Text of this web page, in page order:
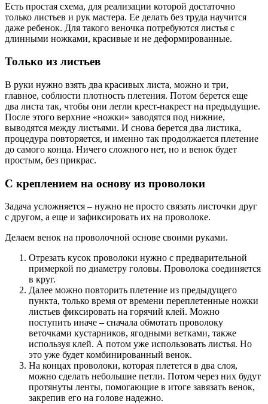
Есть простая схема, для реализации которой достаточно
только листьев и рук мастера. Ее делать без труда научится
даже ребенок. Для такого веночка потребуются листья с
длинными ножками, красивые и не деформированные.
Только из листьев
В руки нужно взять два красивых листа, можно и три,
главное, соблюсти плотность плетения. Потом берется еще
два листа так, чтобы они легли крест-накрест на предыдущие.
После этого верхние «ножки» заводятся под нижние,
выводятся между листьями. И снова берется два листика,
процедура повторяется, и именно так продолжается плетение
до самого конца. Ничего сложного нет, но и венок будет
простым, без прикрас.
С креплением на основу из проволоки
Задача усложняется – нужно не просто связать листочки друг
с другом, а еще и зафиксировать их на проволоке.
Делаем венок на проволочной основе своими руками.
Отрезать кусок проволоки нужно с предварительной
примеркой по диаметру головы. Проволока соединяется
в круг.
Далее можно повторить плетение из предыдущего
пункта, только время от времени переплетенные ножки
листьев фиксировать на горячий клей. Можно
поступить иначе – сначала обмотать проволоку
веточками кустарников, ягодными ветками, также
используя клей. А потом уже использовать листья. Но
это уже будет комбинированный венок.
На концах проволоки, которая плетется в два слоя,
можно сделать небольшие петли. Потом через них будут
протянуты ленты, помогающие в итоге завязать венок,
закрепив его на голове надежно.